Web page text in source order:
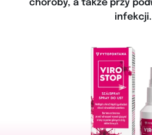
choroby, a także przy
infekcji.